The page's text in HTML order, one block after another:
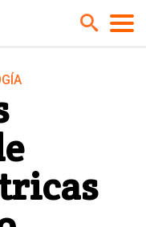
él